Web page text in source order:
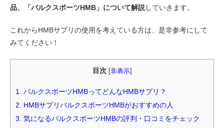
品、「バルクスポーツHMB」について解説していきます。
これからHMBサプリの使用を考えている方は、是非参考にして
みてください！
目次 非表示]
1. バルクスポーツHMBってどんなHMBサプリ？
2. HMBサプリバルクスポーツHMBがおすすめの人
3. 気になるバルクスポーツHMBの評判・口コミをチェック